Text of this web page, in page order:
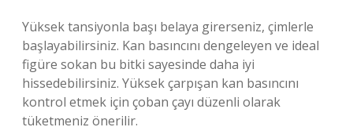
Yüksek tansiyonla başı belaya girerseniz, çimlerle
başlayabilirsiniz. Kan basıncını dengeleyen ve ideal
figüre sokan bu bitki sayesinde daha iyi
hissedebilirsiniz. Yüksek çarpışan kan basıncını
kontrol etmek için çoban çayı düzenli olarak
tüketmeniz önerilir.